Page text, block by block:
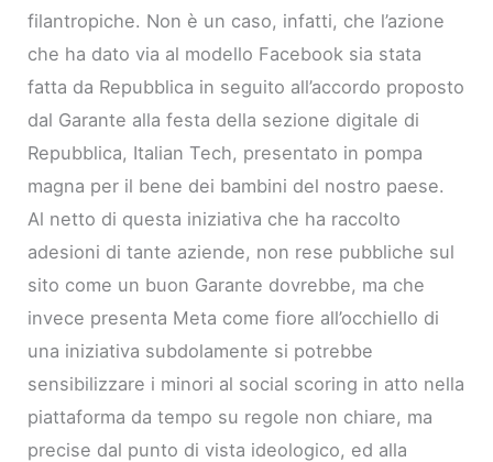
filantropiche. Non è un caso, infatti, che l’azione
che ha dato via al modello Facebook sia stata
fatta da Repubblica in seguito all’accordo proposto
dal Garante alla festa della sezione digitale di
Repubblica, Italian Tech, presentato in pompa
magna per il bene dei bambini del nostro paese.
Al netto di questa iniziativa che ha raccolto
adesioni di tante aziende, non rese pubbliche sul
sito come un buon Garante dovrebbe, ma che
invece presenta Meta come fiore all’occhiello di
una iniziativa subdolamente si potrebbe
sensibilizzare i minori al social scoring in atto nella
piattaforma da tempo su regole non chiare, ma
precise dal punto di vista ideologico, ed alla